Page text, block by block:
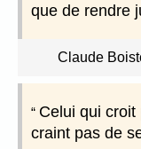
que de rendre
Claude
Celui qui
craint pas de